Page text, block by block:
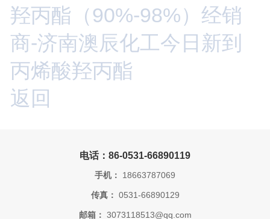
羟丙酯（90%-98%）经销
商-济南澳辰化工今日新到
丙烯酸羟丙酯
返回
电话：86-0531-66890119
手机： 18663787069
传真： 0531-66890129
邮箱： 3073118513@qq.com